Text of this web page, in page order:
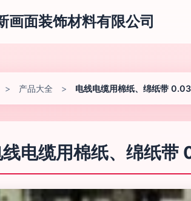
画面装饰材料有限公司
> 产品大全 > 电线电缆用棉纸、绵纸带
线电缆用棉纸、绵纸带